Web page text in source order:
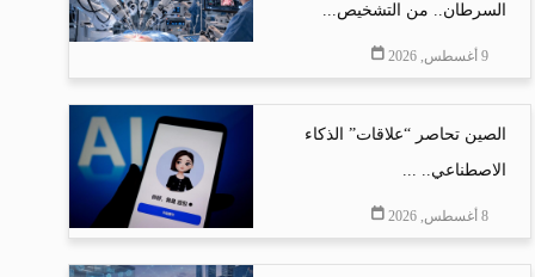
السرطان.. من التشخيص...
9 أغسطس, 2026
الصين تحاصر “علاقات” الذكاء
الاصطناعي.. ...
8 أغسطس, 2026